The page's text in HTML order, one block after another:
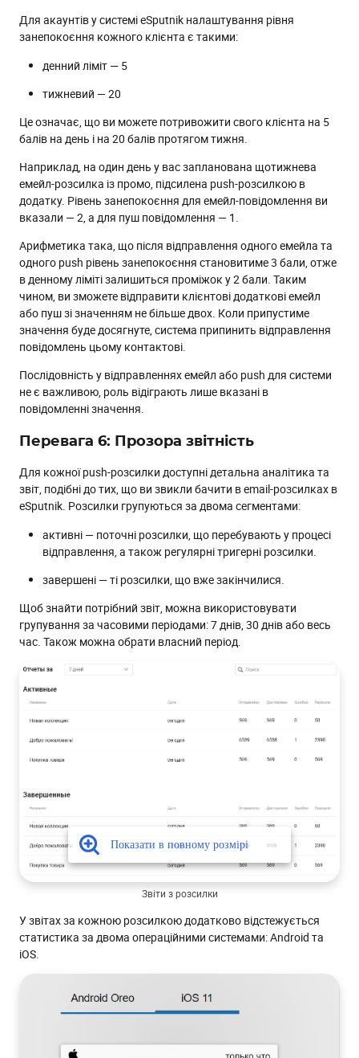
Для акаунтів у системі eSputnik налаштування рівня
занепокоєння кожного клієнта є такими:
денний ліміт — 5
тижневий — 20
Це означає, що ви можете потривожити свого клієнта на 5
балів на день і на 20 балів протягом тижня.
Наприклад, на один день у вас запланована щотижнева
емейл-розсилка із промо, підсилена push-розсилкою в
додатку. Рівень занепокоєння для емейл-повідомлення ви
вказали — 2, а для пуш повідомлення — 1.
Арифметика така, що після відправлення одного емейла та
одного push рівень занепокоєння становитиме 3 бали, отже
в денному ліміті залишиться проміжок у 2 бали. Таким
чином, ви зможете відправити клієнтові додаткові емейл
або пуш зі значенням не більше двох. Коли припустиме
значення буде досягнуте, система припинить відправлення
повідомлень цьому контактові.
Послідовність у відправленнях емейл або push для системи
не є важливою, роль відіграють лише вказані в
повідомленні значення.
Перевага 6: Прозора звітність
Для кожної push-розсилки доступні детальна аналітика та
звіт, подібні до тих, що ви звикли бачити в email-розсилках в
eSputnik. Розсилки групуються за двома сегментами:
активні — поточні розсилки, що перебувають у процесі
відправлення, а також регулярні тригерні розсилки.
завершені — ті розсилки, що вже закінчилися.
Щоб знайти потрібний звіт, можна використовувати
групування за часовими періодами: 7 днів, 30 днів або весь
час. Також можна обрати власний період.
Звіти з розсилки
У звітах за кожною розсилкою додатково відстежується
статистика за двома операційними системами: Android та
iOS.